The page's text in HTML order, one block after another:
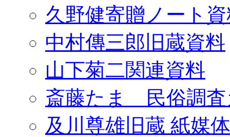
久野健寄贈ノート
中村傳三郎旧蔵資料
山下菊二関連資料
斎藤たま 民俗調査
及川尊雄旧蔵 紙媒